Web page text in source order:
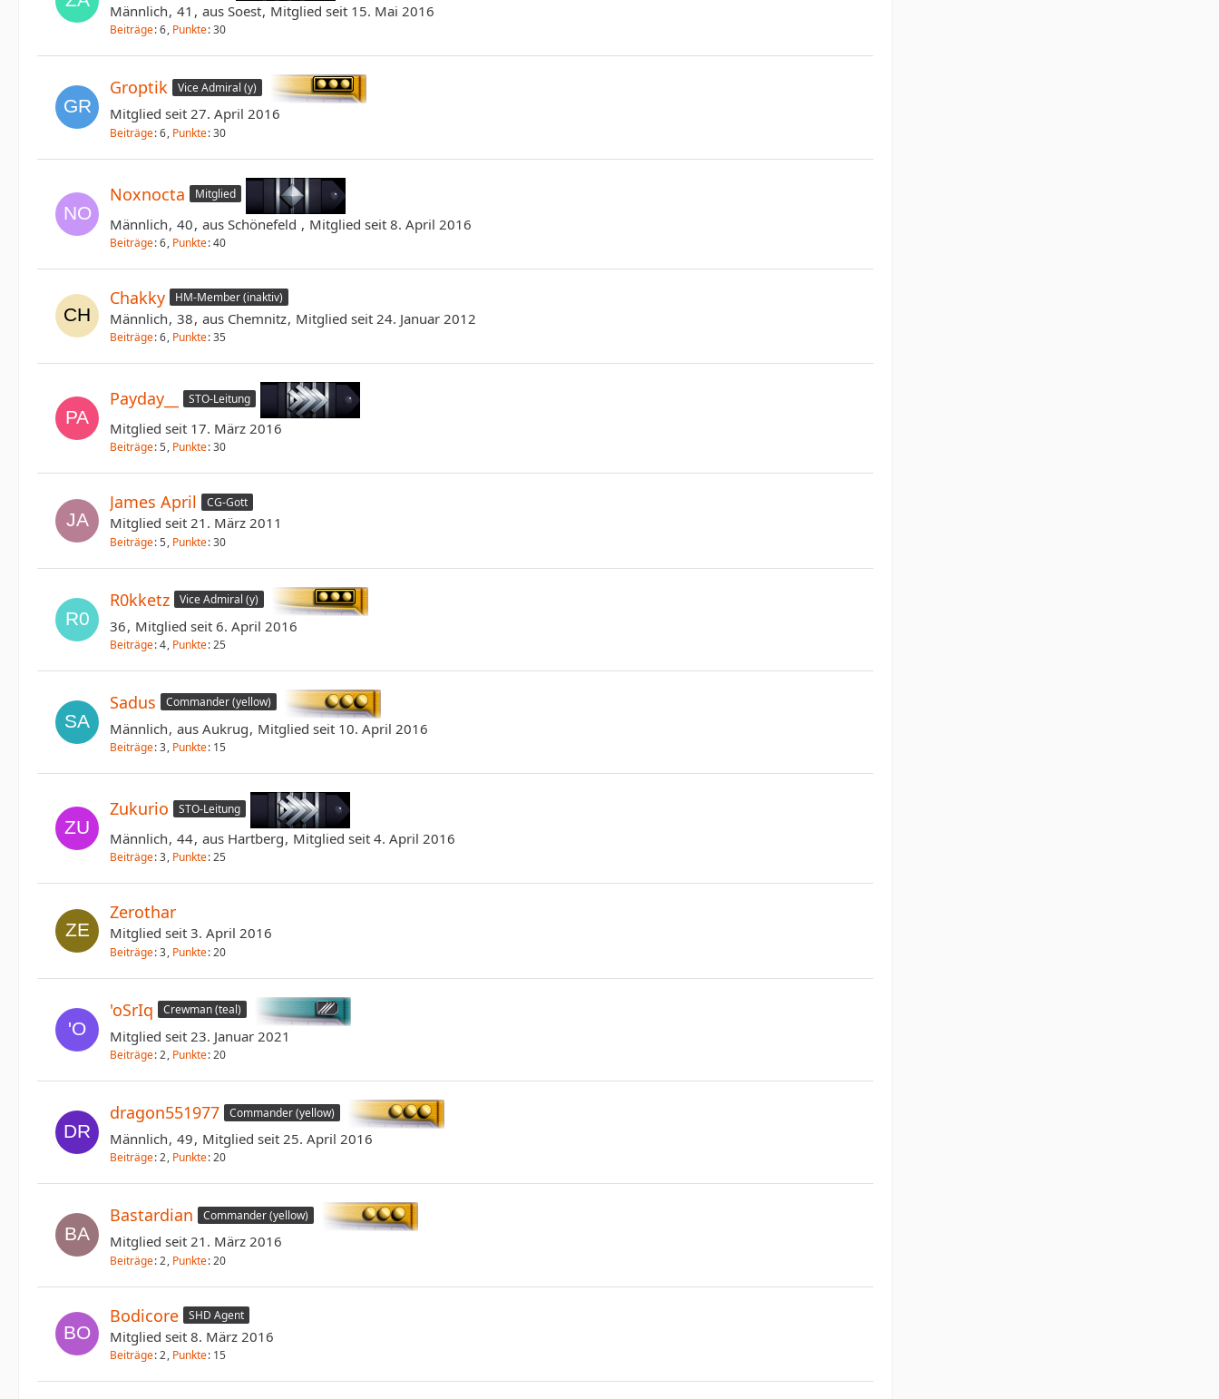
Männlich 41 aus Soest Mitglied seit 15. Mai 2016
Beiträge 6 Punkte 30
Groptik Vice Admiral (y)
Mitglied seit 27. April 2016
Beiträge 6 Punkte 30
Noxnocta Mitglied
Männlich 40 aus Schönefeld Mitglied seit 8. April 2016
Beiträge 6 Punkte 40
Chakky HM-Member (inaktiv)
Männlich 38 aus Chemnitz Mitglied seit 24. Januar 2012
Beiträge 6 Punkte 35
Payday__ STO-Leitung
Mitglied seit 17. März 2016
Beiträge 5 Punkte 30
James April CG-Gott
Mitglied seit 21. März 2011
Beiträge 5 Punkte 30
R0kketz Vice Admiral (y)
36 Mitglied seit 6. April 2016
Beiträge 4 Punkte 25
Sadus Commander (yellow)
Männlich aus Aukrug Mitglied seit 10. April 2016
Beiträge 3 Punkte 15
Zukurio STO-Leitung
Männlich 44 aus Hartberg Mitglied seit 4. April 2016
Beiträge 3 Punkte 25
Zerothar
Mitglied seit 3. April 2016
Beiträge 3 Punkte 20
'oSrIq Crewman (teal)
Mitglied seit 23. Januar 2021
Beiträge 2 Punkte 20
dragon551977 Commander (yellow)
Männlich 49 Mitglied seit 25. April 2016
Beiträge 2 Punkte 20
Bastardian Commander (yellow)
Mitglied seit 21. März 2016
Beiträge 2 Punkte 20
Bodicore SHD Agent
Mitglied seit 8. März 2016
Beiträge 2 Punkte 15